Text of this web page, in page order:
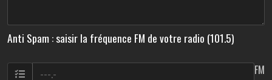
Anti Spam : saisir la fréquence FM de votre radio (101.5)
FM